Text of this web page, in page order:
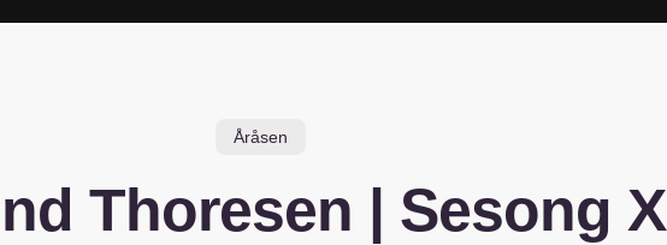
Åråsen
Thoresen | Sesong X